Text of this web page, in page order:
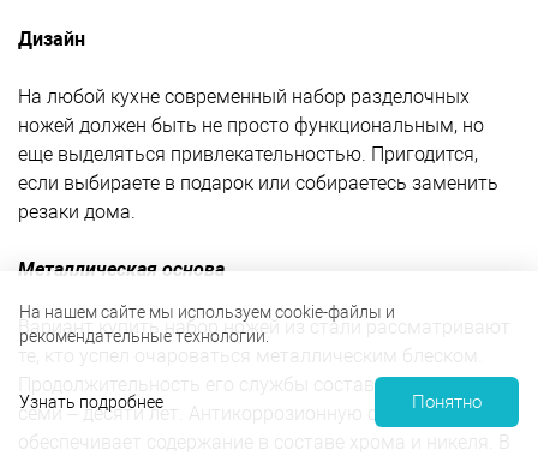
Дизайн
На любой кухне современный набор разделочных
ножей должен быть не просто функциональным, но
еще выделяться привлекательностью. Пригодится,
если выбираете в подарок или собираетесь заменить
резаки дома.
Металлическая основа
Вариант купить набор ножей из стали рассматривают
те, кто успел очароваться металлическим блеском.
Продолжительность его службы составляет не менее
семи – десяти лет. Антикоррозионную стойкость
обеспечивает содержание в составе хрома и никеля. В
На нашем сайте мы используем cookie-файлы и
рекомендательные технологии.
Узнать подробнее Понятно